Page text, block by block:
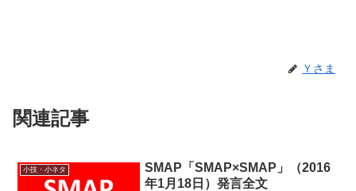
Ｙさま
関連記事
小技・小ネタ
SMAP「SMAP×SMAP」（2016
年1月18日）発言全文